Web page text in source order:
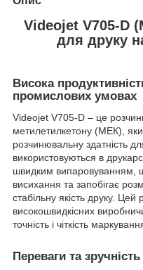
Videojet V705-D
для друку
Висока
промислових умовах
Videojet V705-D – це
метилетилкетону (МЕК),
розчинювальну здатність
використовуються в
швидким випаровуванням,
висихання та запобігає
стабільну якість друку.
високошвидкісних
точність і чіткість
Переваги та